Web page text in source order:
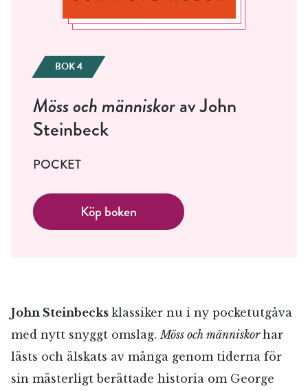
E-post*
BOK 4
Möss och människorav John
Steinbeck
POCKET
Köp boken
John Steinbecks klassiker nu i ny pocketutgåva
med nytt snyggt omslag. Möss och människorhar
lästs och älskats av många genom tiderna för
sin mästerligt berättade historia om George